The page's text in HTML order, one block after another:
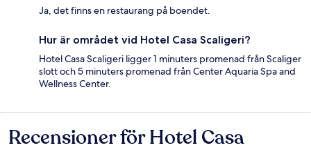
Ja, det finns en restaurang på boendet.
Hur är området vid Hotel Casa Scaligeri?
Hotel Casa Scaligeri ligger 1 minuters promenad från Scaliger
slott och 5 minuters promenad från Center Aquaria Spa and
Wellness Center.
Recensioner
Recensioner för Hotel Casa